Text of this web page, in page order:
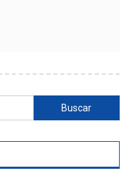
Buscar: